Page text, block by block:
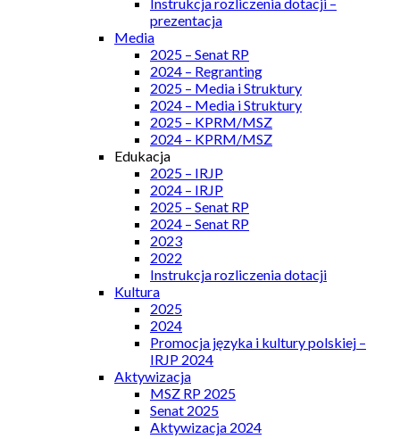
prezentacja
Media
2025 – Senat RP
2024 – Regranting
2025 – Media i Struktury
2024 – Media i Struktury
2025 – KPRM/MSZ
2024 – KPRM/MSZ
Edukacja
2025 – IRJP
2024 – IRJP
2025 – Senat RP
2024 – Senat RP
2023
2022
Instrukcja rozliczenia dotacji
Kultura
2025
2024
Promocja języka i kultury polskiej –
IRJP 2024
Aktywizacja
MSZ RP 2025
Senat 2025
Aktywizacja 2024